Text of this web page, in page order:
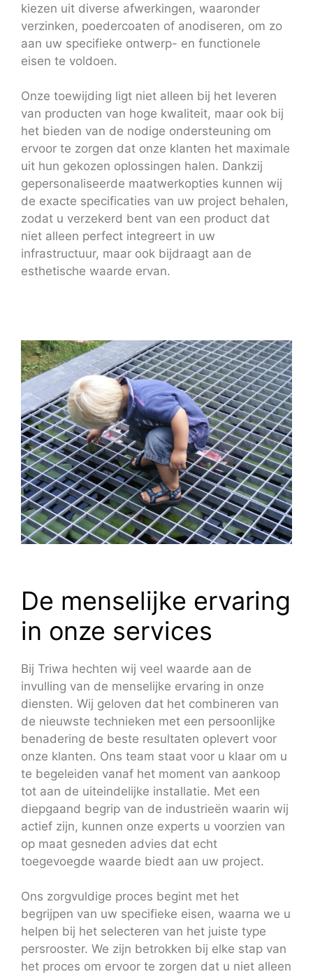
kiezen uit diverse afwerkingen, waaronder
verzinken, poedercoaten of anodiseren, om zo
aan uw specifieke ontwerp- en functionele
eisen te voldoen.
Onze toewijding ligt niet alleen bij het leveren
van producten van hoge kwaliteit, maar ook bij
het bieden van de nodige ondersteuning om
ervoor te zorgen dat onze klanten het maximale
uit hun gekozen oplossingen halen. Dankzij
gepersonaliseerde maatwerkopties kunnen wij
de exacte specificaties van uw project behalen,
zodat u verzekerd bent van een product dat
niet alleen perfect integreert in uw
infrastructuur, maar ook bijdraagt aan de
esthetische waarde ervan.
De menselijke ervaring
in onze services
Bij Triwa hechten wij veel waarde aan de
invulling van de menselijke ervaring in onze
diensten. Wij geloven dat het combineren van
de nieuwste technieken met een persoonlijke
benadering de beste resultaten oplevert voor
onze klanten. Ons team staat voor u klaar om u
te begeleiden vanaf het moment van aankoop
tot aan de uiteindelijke installatie. Met een
diepgaand begrip van de industrieën waarin wij
actief zijn, kunnen onze experts u voorzien van
op maat gesneden advies dat echt
toegevoegde waarde biedt aan uw project.
Ons zorgvuldige proces begint met het
begrijpen van uw specifieke eisen, waarna we u
helpen bij het selecteren van het juiste type
persrooster. We zijn betrokken bij elke stap van
het proces om ervoor te zorgen dat u niet alleen